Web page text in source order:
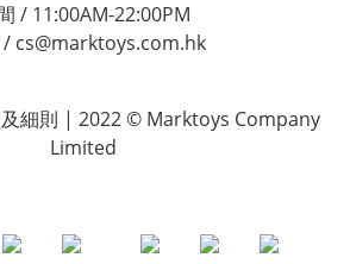
/ 11:00AM-22:00PM
/ cs@marktoys.com.hk
細則 | 2022 © Marktoys Company
Limited